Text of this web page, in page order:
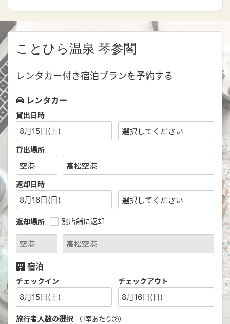
ことひら温泉 琴参閣
レンタカー付き宿泊プランを予約する
レンタカー
貸出日時
8月15日(土)
貸出場所
返却日時
8月16日(日)
返却場所 別店舗に返却
宿泊
チェックイン
8月15日(土)
チェックアウト
8月16日(日)
旅行者人数の選択 （1室あたり ）